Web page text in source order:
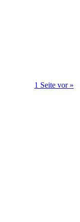
1 Seite vor »